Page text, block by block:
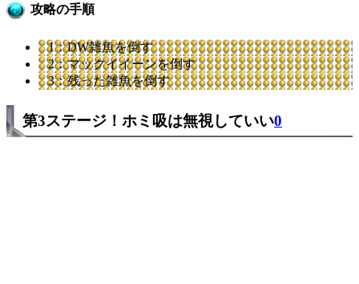
攻略の手順
1：DW雑魚を倒す
2：マックイイーンを倒す
3：残った雑魚を倒す
第3ステージ！ホミ吸は無視していい0